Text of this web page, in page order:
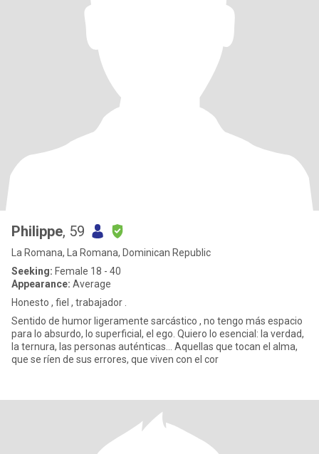
Philippe, 59
La Romana, La Romana, Dominican Republic
Seeking: Female 18 - 40
Appearance: Average
Honesto , fiel , trabajador .
Sentido de humor ligeramente sarcástico , no tengo más espacio
para lo absurdo, lo superficial, el ego. Quiero lo esencial: la verdad,
la ternura, las personas auténticas… Aquellas que tocan el alma,
que se ríen de sus errores, que viven con el cor